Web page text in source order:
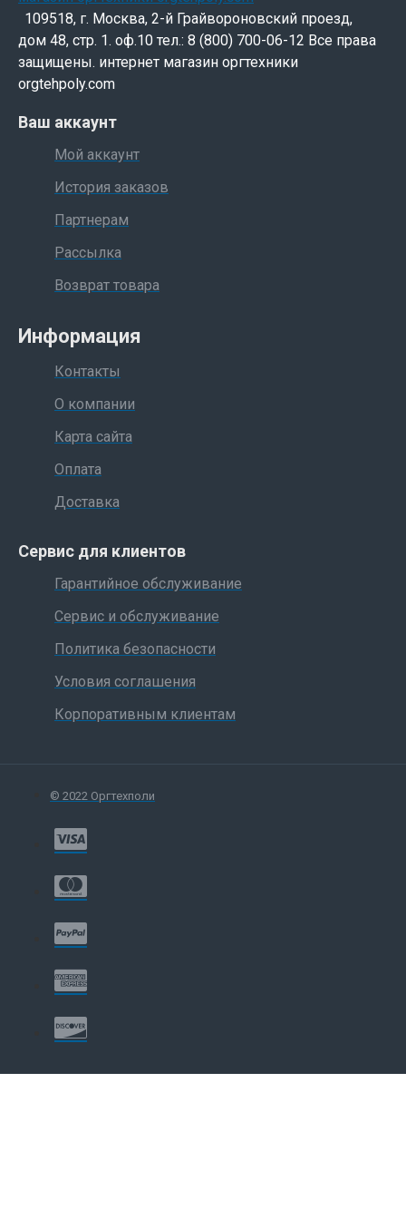
2530/3035/3530/4035/4030/5035: 4,2 кг
Размер тары тонер-картриджа для KM-
2530/3035/3530/4035/4030/5035: (0,50 х 0,32 х
0,12) м
2530/3035/3530/4035/4030/5035: 17 кг
Размер упаковки тонер-картриджей для KM-
2530/3035/3530/4035/4030/5035: (0,84 х 0,52 х
0,26) м
Количество тонер-картриджей для KM-
2530/3035/3530/4035/4030/5035 в упаковке: 4
Примечание: Копировальные аппараты Kyocera
Mita KM-2530, KM-3035, KM-3530, KM-4035, KM-
4030, KM-5035 сняты с производства.
109518, г. Москва, 2-й Грайвороновский проезд,
дом 48, стр. 1. оф.10 тел.: 8 (800) 700-06-12 Все права
защищены. интернет магазин оргтехники
orgtehpoly.com
Ваш аккаунт
Мой аккаунт
История заказов
Партнерам
Рассылка
Возврат товара
Информация
Контакты
О компании
Карта сайта
Оплата
Доставка
Сервис для клиентов
Гарантийное обслуживание
Сервис и обслуживание
Политика безопасности
Условия соглашения
Корпоративным клиентам
© 2022 Оргтехполи